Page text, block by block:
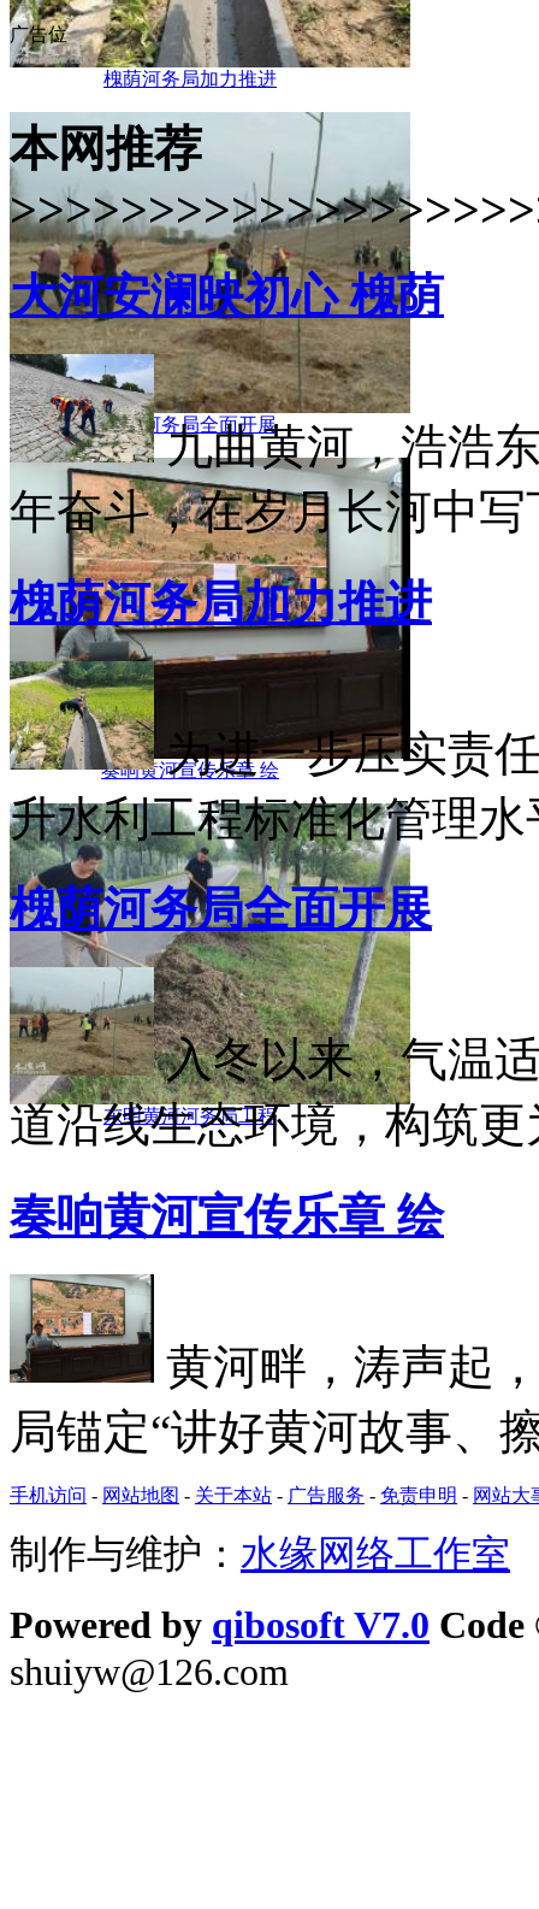
槐荫河务局加力推进
槐荫河务局全面开展
奏响黄河宣传乐章 绘
东明黄河河务局工程
广告位
本网推荐
大河安澜映初心 槐荫
九曲黄河，浩浩
年奋斗，在岁月长河中
槐荫河务局加力推进
为进一步压实责
升水利工程标准化管理
槐荫河务局全面开展
入冬以来，气温
道沿线生态环境，构筑
奏响黄河宣传乐章 绘
黄河畔，涛声起
局锚定“讲好黄河故事、
手机访问 - 网站地图 - 关于本站 - 广告服务 - 免责申明 - 网站大
制作与维护： 水缘网络工作室
Powered by qibosoft V7.0
shuiyw@126.com